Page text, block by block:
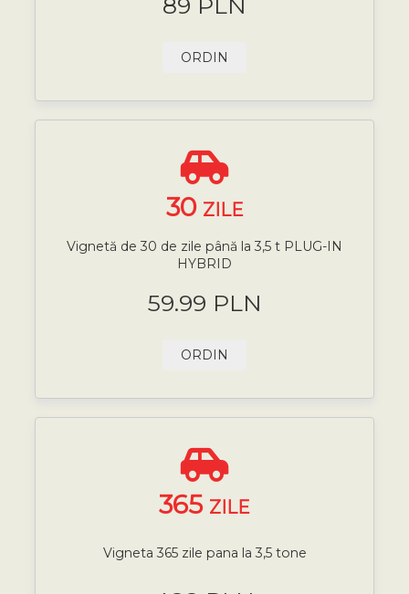
ORDIN
30 ZILE
Vignetă de 30 de zile până la 3,5 t PLUG-IN
HYBRID
59.99 PLN
ORDIN
365 ZILE
Vigneta 365 zile pana la 3,5 tone